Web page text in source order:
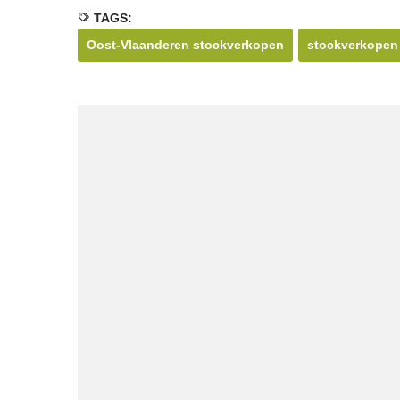
TAGS:
Oost-Vlaanderen stockverkopen
stockverkopen